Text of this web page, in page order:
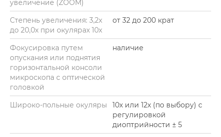
увеличение (ZOOM)
Степень увеличения: 3,2х
до 20,0х при окулярах 10х
от 32 до 200 крат
Фокусировка путем
опускания или поднятия
горизонтальной консоли
микроскопа с оптической
головкой
наличие
Широко-польные окуляры
10х или 12х (по выбору) с
регулировкой
диоптрийности ± 5